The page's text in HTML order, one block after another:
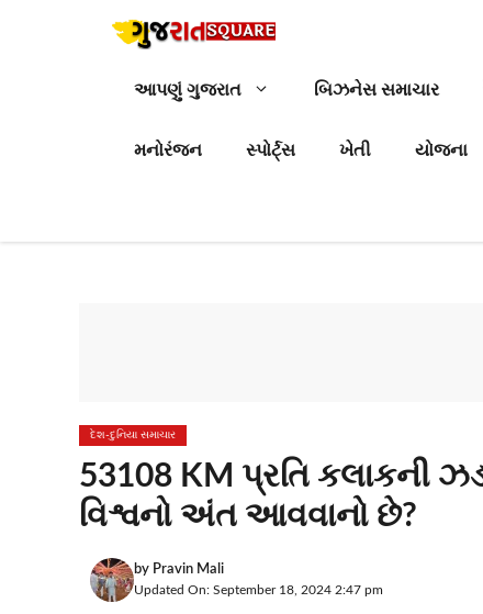
આપણું ગુજરાત બિઝનેસ સમાચાર
મનોરંજન સ્પોર્ટ્સ ખેતી યોજના
દેશ-દુનિયા સમાચાર
53108 KM પ્રતિ કલાકની
વિશ્વનો અંત આવવાનો છે?
by Pravin Mali
Updated On: September 18, 2024 2:47 pm